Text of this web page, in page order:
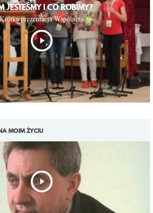
JESTEŚMY I CO ROBIMY?
prezentacja Wspólnoty
MOIM ŻYCIU